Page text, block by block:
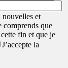
nouvelles et
comprends que
fin et que je
J’accepte la